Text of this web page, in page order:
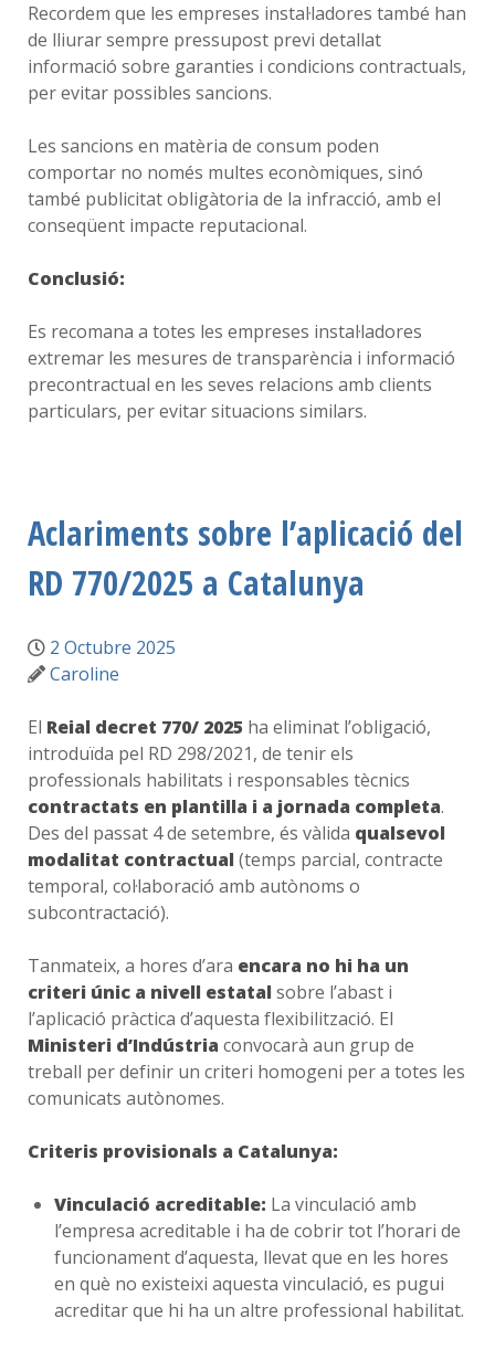
Recordem que les empreses instal·ladores també han
de lliurar sempre pressupost previ detallat
informació sobre garanties i condicions contractuals,
per evitar possibles sancions.
Les sancions en matèria de consum poden
comportar no només multes econòmiques, sinó
també publicitat obligàtoria de la infracció, amb el
conseqüent impacte reputacional.
Conclusió:
Es recomana a totes les empreses instal·ladores
extremar les mesures de transparència i informació
precontractual en les seves relacions amb clients
particulars, per evitar situacions similars.
Aclariments sobre l’aplicació del
RD 770/2025 a Catalunya
2 Octubre 2025
Caroline
El Reial decret 770/ 2025 ha eliminat l’obligació,
introduïda pel RD 298/2021, de tenir els
professionals habilitats i responsables tècnics
contractats en plantilla i a jornada completa.
Des del passat 4 de setembre, és vàlida qualsevol
modalitat contractual (temps parcial, contracte
temporal, col·laboració amb autònoms o
subcontractació).
Tanmateix, a hores d’ara encara no hi ha un
criteri únic a nivell estatal sobre l’abast i
l’aplicació pràctica d’aquesta flexibilització. El
Ministeri d’Indústria convocarà aun grup de
treball per definir un criteri homogeni per a totes les
comunicats autònomes.
Criteris provisionals a Catalunya:
Vinculació acreditable: La vinculació amb
l’empresa acreditable i ha de cobrir tot l’horari de
funcionament d’aquesta, llevat que en les hores
en què no existeixi aquesta vinculació, es pugui
acreditar que hi ha un altre professional habilitat.